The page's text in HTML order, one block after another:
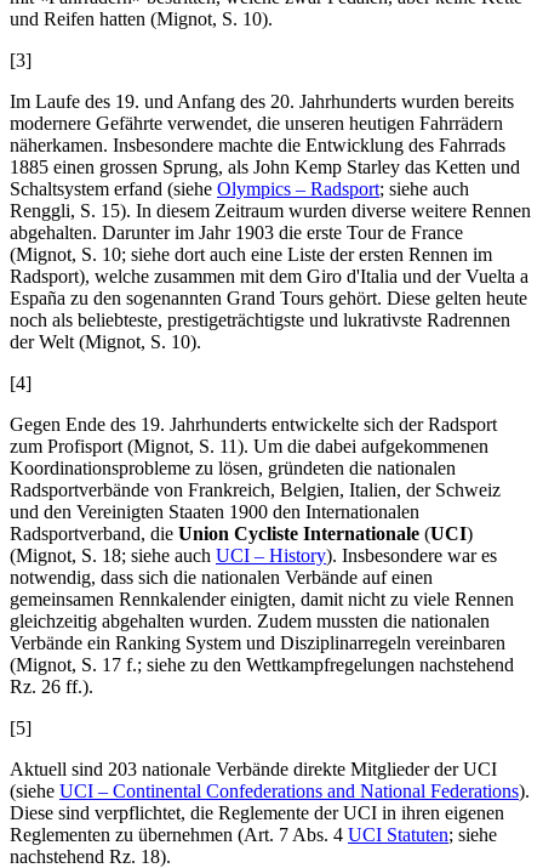
und Reifen hatten (Mignot, S. 10).
[3]
Im Laufe des 19. und Anfang des 20. Jahrhunderts wurden bereits
modernere Gefährte verwendet, die unseren heutigen Fahrrädern
näherkamen. Insbesondere machte die Entwicklung des Fahrrads
1885 einen grossen Sprung, als John Kemp Starley das Ketten und
Schaltsystem erfand (siehe Olympics – Radsport; siehe auch
Renggli, S. 15). In diesem Zeitraum wurden diverse weitere Rennen
abgehalten. Darunter im Jahr 1903 die erste Tour de France
(Mignot, S. 10; siehe dort auch eine Liste der ersten Rennen im
Radsport), welche zusammen mit dem Giro d'Italia und der Vuelta a
España zu den sogenannten Grand Tours gehört. Diese gelten heute
noch als beliebteste, prestigeträchtigste und lukrativste Radrennen
der Welt (Mignot, S. 10).
[4]
Gegen Ende des 19. Jahrhunderts entwickelte sich der Radsport
zum Profisport (Mignot, S. 11). Um die dabei aufgekommenen
Koordinationsprobleme zu lösen, gründeten die nationalen
Radsportverbände von Frankreich, Belgien, Italien, der Schweiz
und den Vereinigten Staaten 1900 den Internationalen
Radsportverband, die Union Cycliste Internationale (UCI)
(Mignot, S. 18; siehe auch UCI – History). Insbesondere war es
notwendig, dass sich die nationalen Verbände auf einen
gemeinsamen Rennkalender einigten, damit nicht zu viele Rennen
gleichzeitig abgehalten wurden. Zudem mussten die nationalen
Verbände ein Ranking System und Disziplinarregeln vereinbaren
(Mignot, S. 17 f.; siehe zu den Wettkampfregelungen nachstehend
Rz. 26 ff.).
[5]
Aktuell sind 203 nationale Verbände direkte Mitglieder der UCI
(siehe UCI – Continental Confederations and National Federations).
Diese sind verpflichtet, die Reglemente der UCI in ihren eigenen
Reglementen zu übernehmen (Art. 7 Abs. 4 UCI Statuten; siehe
nachstehend Rz. 18).